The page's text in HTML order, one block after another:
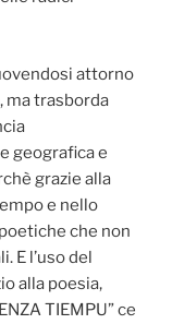
attorno
ma trasborda
geografica e
grazie alla
e nello
che non
E l’uso del
alla poesia,
TIEMPU” ce